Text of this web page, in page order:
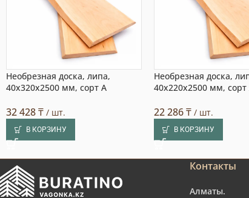
Необрезная доска, липа,
40x320x2500 мм, сорт A
32 428₸ / шт.
В КОРЗИНУ
Необрезная доска,
40x220x2500 мм, сорт
22 286₸ / шт.
В КОРЗИНУ
Контакты
Алматы.